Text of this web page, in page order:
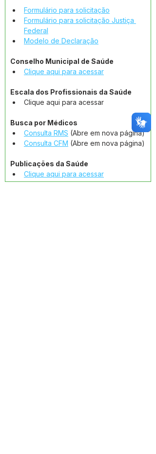
Formulário para solicitação
Formulário para solicitação Justiça
Federal
Modelo de Declaração
Conselho Municipal de Saúde
Clique aqui para acessar
Escala dos Profissionais da Saúde
Clique aqui para acessar
Busca por Médicos
Consulta RMS (Abre em nova página)
Consulta CFM (Abre em nova página)
Publicações da Saúde
Clique aqui para acessar